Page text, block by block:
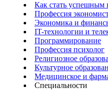
Как стать успешным
Профессия
Экономика и
IT-технологии и
Программирование
Профессия психолог
Религиозное
Культурное
Медицинское и
Специальности